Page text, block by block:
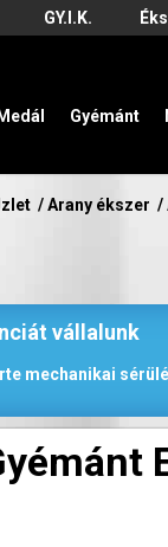
GY.I.K.
Medál Gyémánt
/ Arany ékszer /
vállalunk
mechanikai